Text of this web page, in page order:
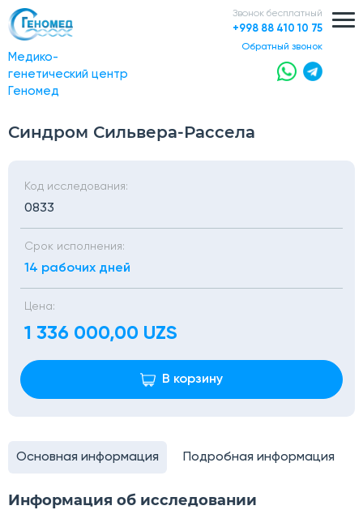
Медико-
генетический центр
Геномед
Звонок бесплатный
+998 88 410 10 75
обратный звонок
Синдром Сильвера-Рассела
Основная информация Подробная информация
Информация об исследовании
Код исследования:
0833
Срок исполнения:
14 рабочих дней
Цена:
1 336 000,00 UZS
В корзину